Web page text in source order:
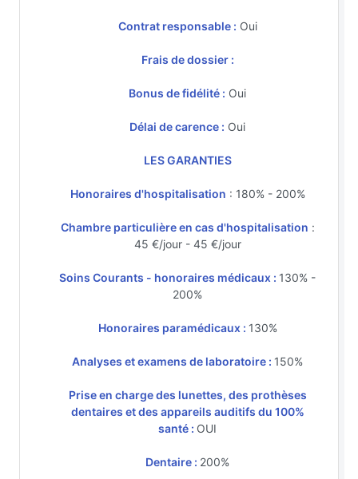
Contrat responsable : Oui
Frais de dossier :
Bonus de fidélité : Oui
Délai de carence : Oui
LES GARANTIES
Honoraires d'hospitalisation : 180% - 200%
Chambre particulière en cas d'hospitalisation :
45 €/jour - 45 €/jour
Soins Courants - honoraires médicaux : 130% -
200%
Honoraires paramédicaux : 130%
Analyses et examens de laboratoire : 150%
Prise en charge des lunettes, des prothèses
dentaires et des appareils auditifs du 100%
santé : OUI
Dentaire : 200%